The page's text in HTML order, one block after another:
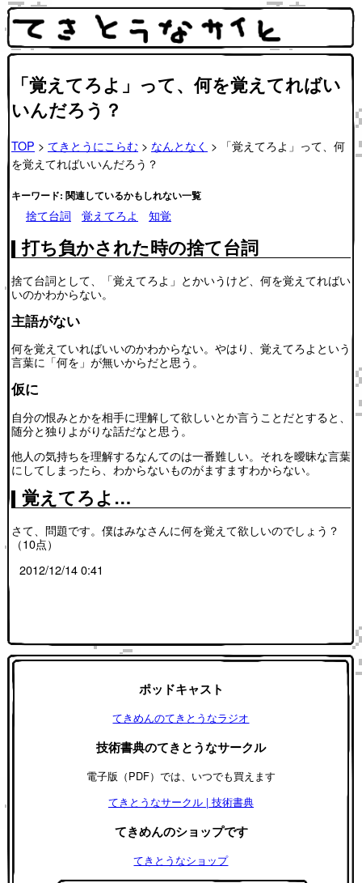
「覚えてろよ」って、何を覚えてればい
いんだろう？
TOP > てきとうにこらむ > なんとなく > 「覚えてろよ」って、何
を覚えてればいいんだろう？
キーワード: 関連しているかもしれない一覧
捨て台詞 覚えてろよ 知覚
打ち負かされた時の捨て台詞
捨て台詞として、「覚えてろよ」とかいうけど、何を覚えてればい
いのかわからない。
主語がない
何を覚えていればいいのかわからない。やはり、覚えてろよという
言葉に「何を」が無いからだと思う。
仮に
自分の恨みとかを相手に理解して欲しいとか言うことだとすると、
随分と独りよがりな話だなと思う。
他人の気持ちを理解するなんてのは一番難しい。それを曖昧な言葉
にしてしまったら、わからないものがますますわからない。
覚えてろよ…
さて、問題です。僕はみなさんに何を覚えて欲しいのでしょう？
（10点）
2012/12/14 0:41
ポッドキャスト
てきめんのてきとうなラジオ
技術書典のてきとうなサークル
電子版（PDF）では、いつでも買えます
てきとうなサークル | 技術書典
てきめんのショップです
てきとうなショップ